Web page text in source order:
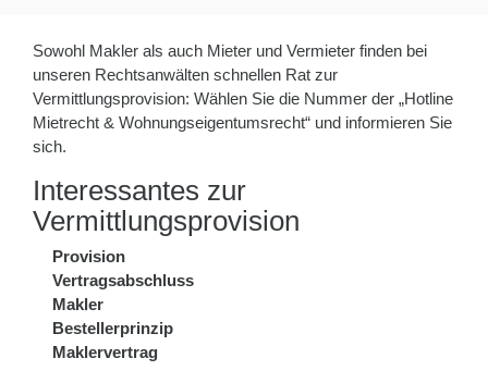
Sowohl Makler als auch Mieter und Vermieter finden bei
unseren Rechtsanwälten schnellen Rat zur
Vermittlungsprovision: Wählen Sie die Nummer der „Hotline
Mietrecht & Wohnungseigentumsrecht“ und informieren Sie
sich.
Interessantes zur
Vermittlungsprovision
Provision
Vertragsabschluss
Makler
Bestellerprinzip
Maklervertrag